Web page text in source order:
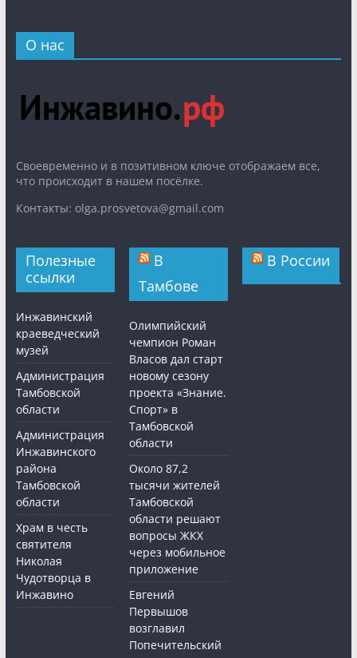
О нас
Cвоевременно и в позитивном ключе отображаем все,
что происходит в нашем посёлке.
Контакты: olga.prosvetova@gmail.com
Полезные
ссылки
Инжавинский
краеведческий
музей
Администрация
Тамбовской
области
Администрация
Инжавинского
района
Тамбовской
области
Храм в честь
святителя
Николая
Чудотворца в
Инжавино
В
Тамбове
Олимпийский
чемпион Роман
Власов дал старт
новому сезону
проекта «Знание.
Спорт» в
Тамбовской
области
Около 87,2
тысячи жителей
Тамбовской
области решают
вопросы ЖКХ
через мобильное
приложение
Евгений
Первышов
возглавил
Попечительский
В России